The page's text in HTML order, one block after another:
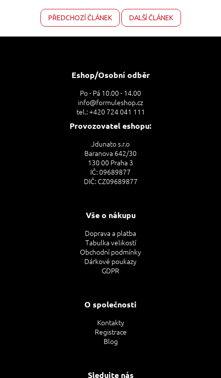
PŘEDCHOZÍ ČLÁNEK DALŠÍ ČLÁNEK
Eshop/Osobní odběr
Po - Pá 10.00 - 14.00
info@formuleshop.cz
tel.: +420 724 041 111
Provozovatel eshopu:
Jdunato s.r.o
Baranova 642/30
130 00 Praha 3
IČ: 09689877
DIČ: CZ09689877
Vše o nákupu
Doprava a platba
Tabulka velikostí
Obchodní podmínky
Dárkové poukazy
GDPR
O společnosti
Kontakty
Registrace
Blog
Sledujte nás